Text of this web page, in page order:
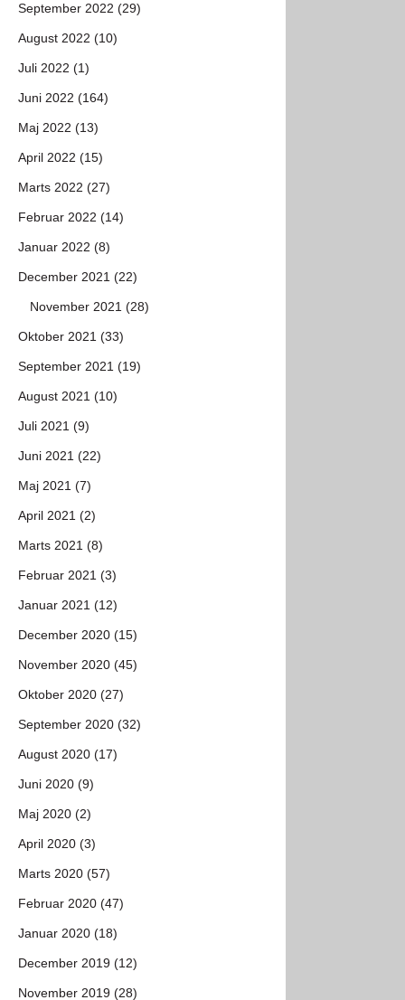
September 2022 (29)
August 2022 (10)
Juli 2022 (1)
Juni 2022 (164)
Maj 2022 (13)
April 2022 (15)
Marts 2022 (27)
Februar 2022 (14)
Januar 2022 (8)
December 2021 (22)
November 2021 (28)
Oktober 2021 (33)
September 2021 (19)
August 2021 (10)
Juli 2021 (9)
Juni 2021 (22)
Maj 2021 (7)
April 2021 (2)
Marts 2021 (8)
Februar 2021 (3)
Januar 2021 (12)
December 2020 (15)
November 2020 (45)
Oktober 2020 (27)
September 2020 (32)
August 2020 (17)
Juni 2020 (9)
Maj 2020 (2)
April 2020 (3)
Marts 2020 (57)
Februar 2020 (47)
Januar 2020 (18)
December 2019 (12)
November 2019 (28)